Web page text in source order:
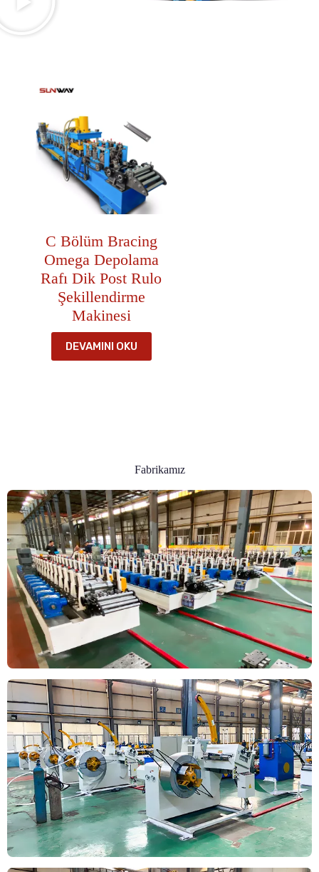
C Bölüm Bracing
Omega Depolama
Rafı Dik Post Rulo
Şekillendirme
Makinesi
DEVAMINI OKU
Fabrikamız